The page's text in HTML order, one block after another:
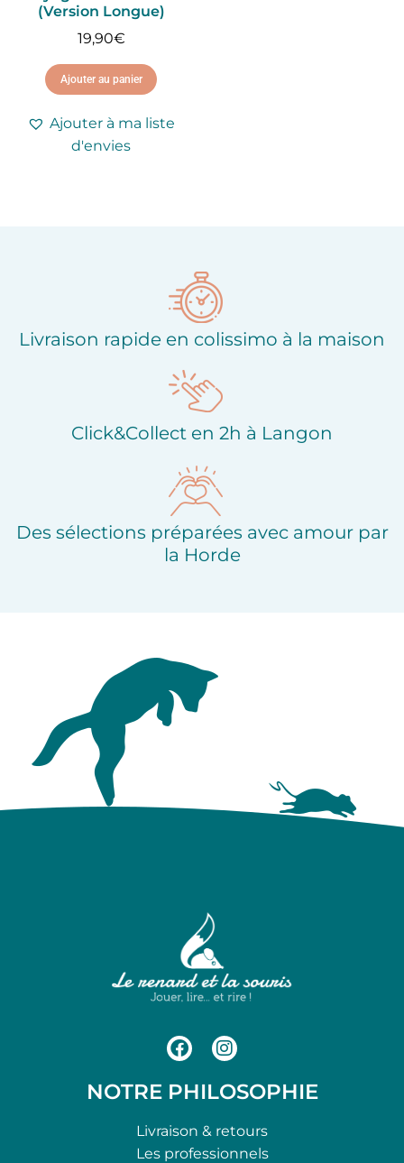
(Version Longue)
19,90€
Ajouter au panier
Ajouter à ma liste
d'envies
Livraison rapide en colissimo à la maison
Click&Collect en 2h à Langon
Des sélections préparées avec amour par
la Horde
NOTRE PHILOSOPHIE
Livraison & retours
Les professionnels